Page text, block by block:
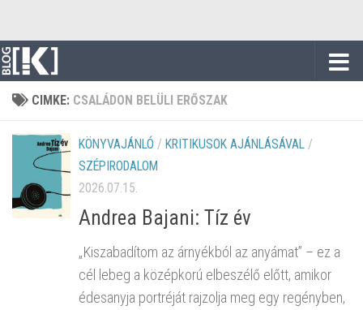
CIMKE: CSALÁDON BELÜLI ERŐSZAK
KÖNYVAJÁNLÓ / KRITIKUSOK AJÁNLÁSÁVAL /
SZÉPIRODALOM
2026.07.15.
Andrea Bajani: Tíz év
„Kiszabadítom az árnyékból az anyámat” – ez a
cél lebeg a középkorú elbeszélő előtt, amikor
édesanyja portréját rajzolja meg egy regényben,